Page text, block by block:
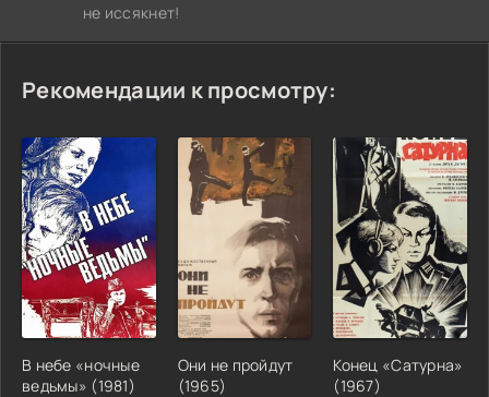
не иссякнет!
Рекомендации к просмотру:
В небе «ночные
ведьмы» (1981)
Они не пройдут
(1965)
Конец «Сатурна»
(1967)